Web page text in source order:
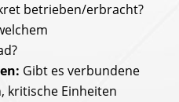
betrieben/erbracht?
Gibt es verbundene
kritische Einheiten